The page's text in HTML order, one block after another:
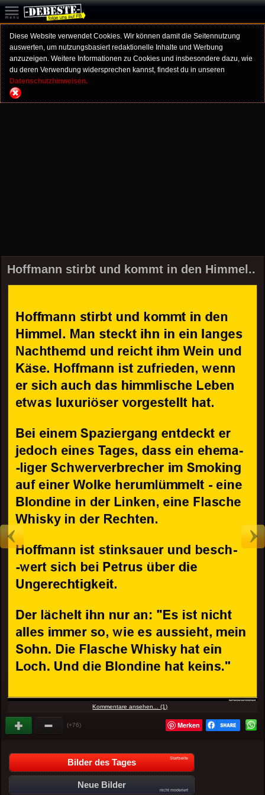
Diese Website verwendet Cookies. Wir können damit die Seitennutzung
auswerten, um nutzungsbasiert redaktionelle Inhalte und Werbung
anzuzeigen. Weitere Informationen zu Cookies und insbesondere dazu, wie
du deren Verwendung widersprechen kannst, findest du in unseren
Datenschutzhinweisen.
Hoffmann stirbt und kommt in den Himmel..
Kommentare ansehen... (1)
(+76) Merken
Bilder des Tages Startseite
Neue Bilder
nicht moderiert